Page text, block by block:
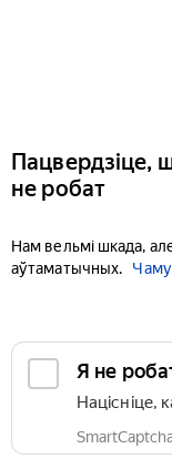
Пацвердзіце,
не робат
Нам вельмі шкада,
аўтаматычных.
Чаму
Я не
Націсніце,